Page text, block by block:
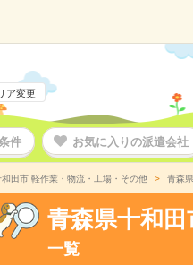
ア変更
件 お気に入りの派遣会社
田市 軽作業・物流・工場・その他 青森
青森県十和田
一覧